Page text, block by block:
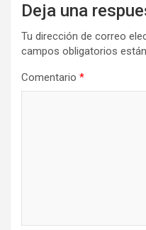
Deja una
Tu dirección de correo
campos obligatorios
Comentario *